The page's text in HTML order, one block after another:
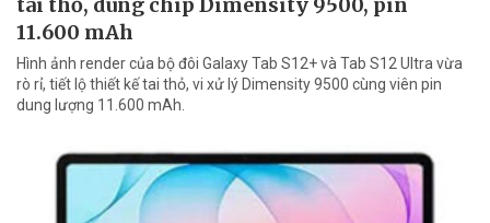
11.600 mAh
Hình ảnh render của bộ đôi Galaxy Tab S12+ và Tab S12 Ultra vừa
rò rỉ, tiết lộ thiết kế tai thỏ, vi xử lý Dimensity 9500 cùng viên pin
dung lượng 11.600 mAh.